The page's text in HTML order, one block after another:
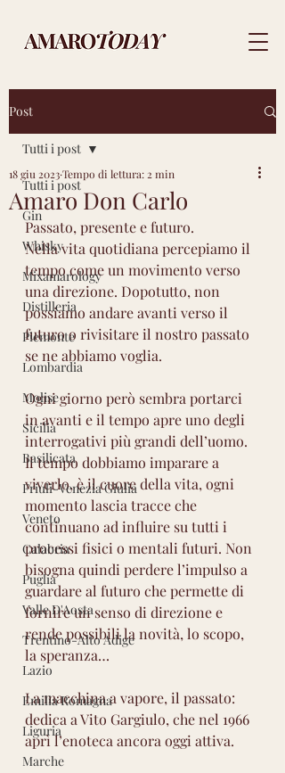
Post
Tutti i post
Gin
Whisky
Mixamarology
Distilleria
Piemonte
Lombardia
Molise
Sicilia
Basilicata
Friuli-Venezia Giulia
Veneto
Calabria
Puglia
Valle D'Aosta
Trentino-Alto Adige
Lazio
Emilia Romagna
Liguria
Marche
Tutti i post
Amaro Don Carlo
18 giu 2023Tempo di lettura: 2 min
Passato, presente e futuro.
Nella vita quotidiana percepiamo il
tempo come un movimento verso
una direzione. Dopotutto, non
possiamo andare avanti verso il
futuro o rivisitare il nostro passato
se ne abbiamo voglia.
Ogni giorno però sembra portarci
in avanti e il tempo apre uno degli
interrogativi più grandi dell’uomo.
Il tempo dobbiamo imparare a
viverlo, è il cuore della vita, ogni
momento lascia tracce che
continuano ad influire su tutti i
processi fisici o mentali futuri. Non
bisogna quindi perdere l’impulso a
guardare al futuro che permette di
fornire un senso di direzione e
rende possibili la novità, lo scopo,
la speranza…
La macchina a vapore, il passato:
dedica a Vito Gargiulo, che nel 1966
aprì l’enoteca ancora oggi attiva.